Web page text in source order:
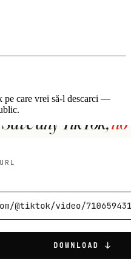
care vrei să-l descarci —